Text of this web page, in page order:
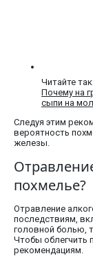
Читайте
Почему на
сыпи на
Следуя этим
вероятность
железы.
похмелье?
Отравление
последствиям,
головной болью,
Чтобы облегчить
рекомендациям.